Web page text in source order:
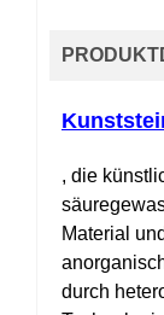
, die
Material
durch